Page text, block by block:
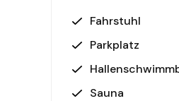
• Flughafen Alanya
• Flughafen Antalya:
Genießen Sie den
Jetzt
Fahrstuhl
Parkplatz
Sauna